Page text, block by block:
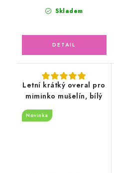
Skladem
Letní krátký overal pro
miminko mušelín, bílý
Novinka